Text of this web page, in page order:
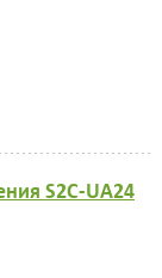
S2C-UA24